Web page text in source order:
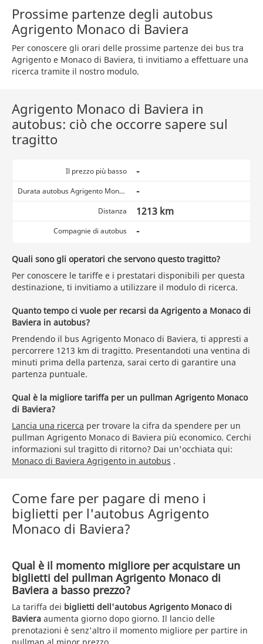
Prossime partenze degli autobus
Agrigento Monaco di Baviera
Per conoscere gli orari delle prossime partenze dei bus tra
Agrigento e Monaco di Baviera, ti invitiamo a effettuare una
ricerca tramite il nostro modulo.
Agrigento Monaco di Baviera in
autobus: ciò che occorre sapere sul
tragitto
Il prezzo più basso -
Durata autobus Agrigento Monaco di Baviera -
Distanza 1213 km
Compagnie di autobus -
Quali sono gli operatori che servono questo tragitto?
Per conoscere le tariffe e i prestatari disponibili per questa
destinazione, ti invitiamo a utilizzare il modulo di ricerca.
Quanto tempo ci vuole per recarsi da Agrigento a Monaco di
Baviera in autobus?
Prendendo il bus Agrigento Monaco di Baviera, ti appresti a
percorrere 1213 km di tragitto. Presentandoti una ventina di
minuti prima della partenza, sarai certo di garantire una
partenza puntuale.
Qual è la migliore tariffa per un pullman Agrigento Monaco
di Baviera?
Lancia una ricerca per trovare la cifra da spendere per un
pullman Agrigento Monaco di Baviera più economico. Cerchi
informazioni sul tragitto di ritorno? Dai un'occhiata qui:
Monaco di Baviera Agrigento in autobus .
Come fare per pagare di meno i
biglietti per l'autobus Agrigento
Monaco di Baviera?
Qual è il momento migliore per acquistare un
biglietti del pullman Agrigento Monaco di
Baviera a basso prezzo?
La tariffa dei biglietti dell'autobus Agrigento Monaco di
Baviera aumenta giorno dopo giorno. Il lancio delle
prenotazioni è senz'altro il momento migliore per partire in